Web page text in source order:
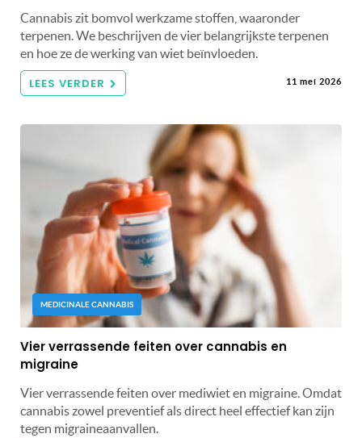
Cannabis zit bomvol werkzame stoffen, waaronder
terpenen. We beschrijven de vier belangrijkste terpenen
en hoe ze de werking van wiet beïnvloeden.
LEES VERDER 11 mei 2026
MEDICINALE CANNABIS
Vier verrassende feiten over cannabis en
migraine
Vier verrassende feiten over mediwiet en migraine. Omdat
cannabis zowel preventief als direct heel effectief kan zijn
tegen migraineaanvallen.